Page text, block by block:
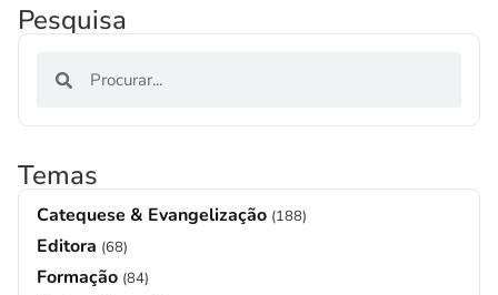
Pesquisa
Temas
Catequese & Evangelização (188)
Editora (68)
Formação (84)